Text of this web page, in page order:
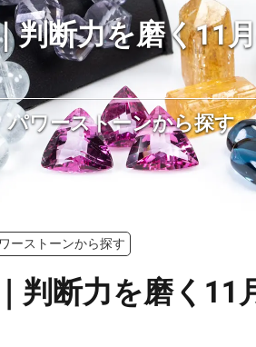
判断力を磨く11
パワーストーンから探す
ーストーンから探す
判断力を磨く11